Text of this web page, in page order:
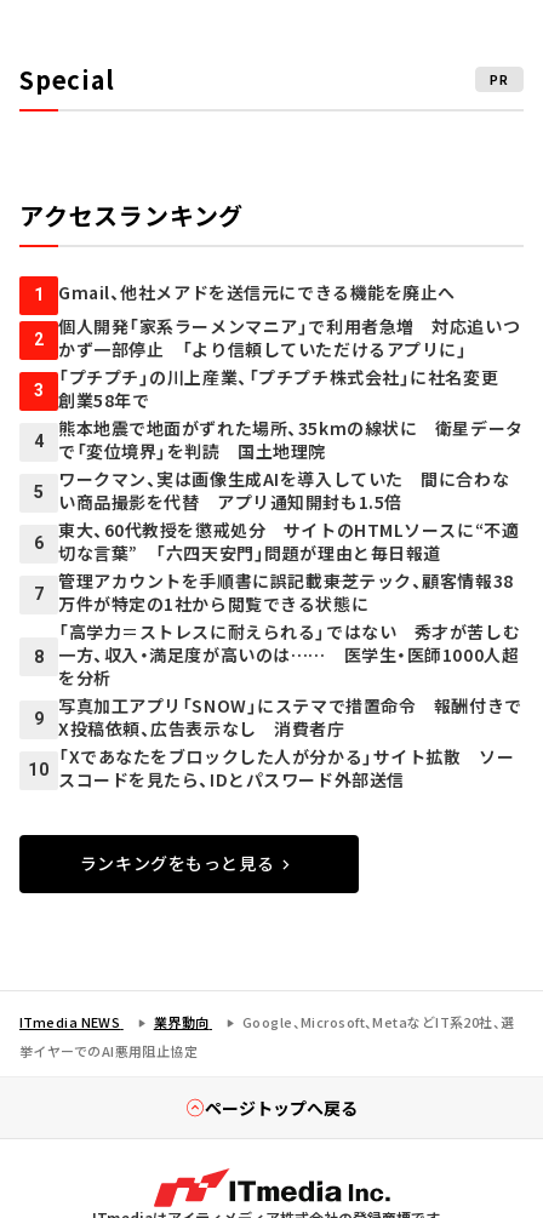
Special PR
アクセスランキング
1 Gmail、他社メアドを送信元にできる機能を廃止へ
2
個人開発「家系ラーメンマニア」で利用者急増 対応追いつ
かず一部停止 「より信頼していただけるアプリに」
3
「プチプチ」の川上産業、「プチプチ株式会社」に社名変更
創業58年で
4
熊本地震で地面がずれた場所、35kmの線状に 衛星データ
で「変位境界」を判読 国土地理院
5
ワークマン、実は画像生成AIを導入していた 間に合わな
い商品撮影を代替 アプリ通知開封も1.5倍
6
東大、60代教授を懲戒処分 サイトのHTMLソースに“不適
切な言葉” 「六四天安門」問題が理由と毎日報道
7
管理アカウントを手順書に誤記載――東芝テック、顧客情報38
万件が特定の1社から閲覧できる状態に
8
「高学力＝ストレスに耐えられる」ではない 秀才が苦しむ
一方、収入・満足度が高いのは…… 医学生・医師1000人超
を分析
9
写真加工アプリ「SNOW」にステマで措置命令 報酬付きで
X投稿依頼、広告表示なし 消費者庁
10
「Xであなたをブロックした人が分かる」サイト拡散 ソー
スコードを見たら、IDとパスワード外部送信
ランキングをもっと見る
ITmedia NEWS 業界動向
Google、Microsoft、MetaなどIT系20社、選
挙イヤーでのAI悪用阻止協定
ページトップへ戻る